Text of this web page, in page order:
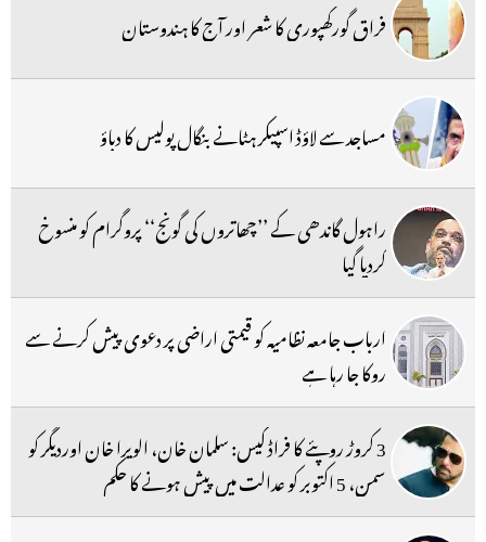
فراق گورکھپوری کا شعر اور آج کا ہندوستان
مساجد سے لاؤڈ اسپیکر ہٹانے بنگال پولیس کا دباؤ
راہول گاندھی کے ’’چھاتروں کی گونج‘‘ پروگرام کو منسوخ
کردیا گیا
ارباب جامعہ نظامیہ کو قیمتی اراضی پر دعوی پیش کرنے سے
روکا جا رہا ہے
3 کروڑ روپئے کا فراڈ کیس: سلمان خان، الویرا خان اوردیگر کو
سمن، 5 اکتوبر کو عدالت میں پیش ہونے کا حکم